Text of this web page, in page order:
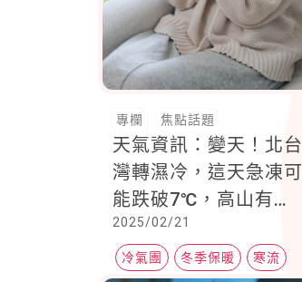
專欄 焦點話題
天氣資訊：變天！北台
灣轉濕冷，這天急凍可
能跌破7℃，高山有降
雪可能！
2025/02/21
冷氣團 冬季保暖 寒流